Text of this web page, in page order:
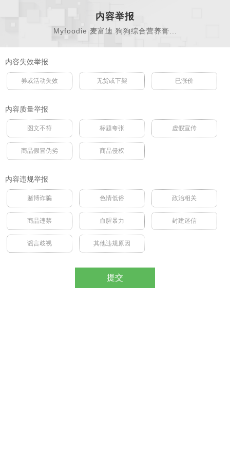
内容举报
Myfoodie 麦富迪 狗狗综合营养膏...
内容失效举报
券或活动失效 无货或下架 已涨价
内容质量举报
图文不符 标题夸张 虚假宣传
商品假冒伪劣 商品侵权
内容违规举报
赌博诈骗 色情低俗 政治相关
商品违禁 血腥暴力 封建迷信
谣言歧视 其他违规原因
提交